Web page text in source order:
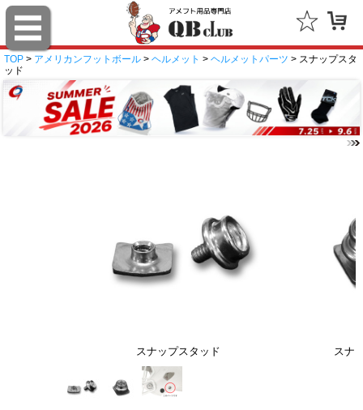
TOP > アメリカンフットボール > ヘルメット > ヘルメットパーツ > スナップスタ
ッド
スナップスタッド スナ